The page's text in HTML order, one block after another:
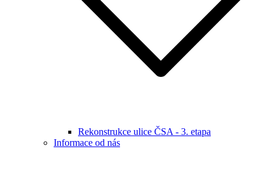
Rekonstrukce ulice ČSA - 3. etapa
Informace od nás